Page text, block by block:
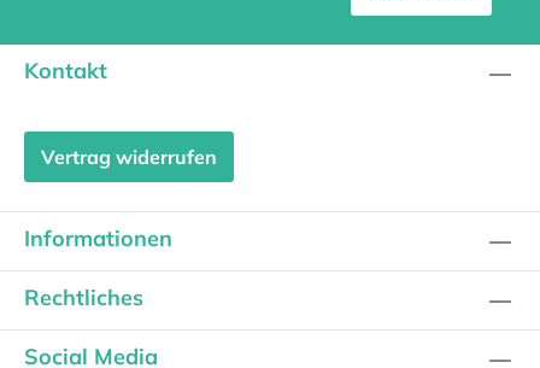
Kontakt
Vertrag widerrufen
Informationen
Rechtliches
Social Media